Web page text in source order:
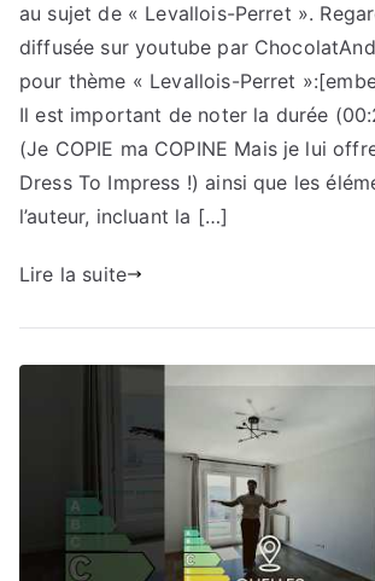
au sujet de « Levallois-Perret ».
diffusée sur youtube par
pour thème « Levallois-Perret
Il est important de noter la durée
(Je COPIE ma COPINE Mais je lui
Dress To Impress !) ainsi que les
l’auteur, incluant la […]
Lire la suite